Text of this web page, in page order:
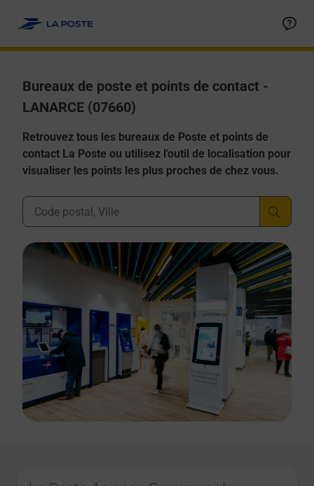
Bureaux de poste et points de contact -
LANARCE (07660)
Retrouvez tous les bureaux de Poste et points de
contact La Poste ou utilisez l'outil de localisation pour
visualiser les points les plus proches de chez vous.
Ville, Département, Code Postal